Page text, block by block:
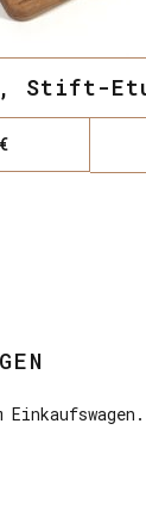
Stift-
€